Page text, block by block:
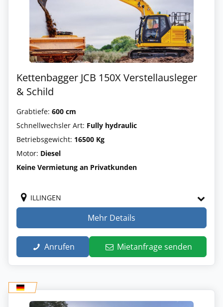
Kettenbagger JCB 150X Verstellausleger
& Schild
Grabtiefe: 600 cm
Schnellwechsler Art: Fully hydraulic
Betriebsgewicht: 16500 Kg
Motor: Diesel
Keine Vermietung an Privatkunden
ILLINGEN
Mehr Details
Anrufen Mietanfrage senden